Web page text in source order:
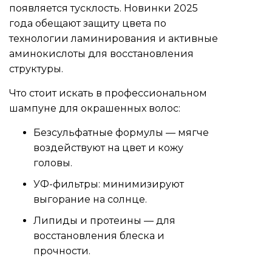
появляется тусклость. Новинки 2025
года обещают защиту цвета по
технологии ламинирования и активные
аминокислоты для восстановления
структуры.
Что стоит искать в профессиональном
шампуне для окрашенных волос:
Безсульфатные формулы — мягче
воздействуют на цвет и кожу
головы.
УФ-фильтры: минимизируют
выгорание на солнце.
Липиды и протеины — для
восстановления блеска и
прочности.